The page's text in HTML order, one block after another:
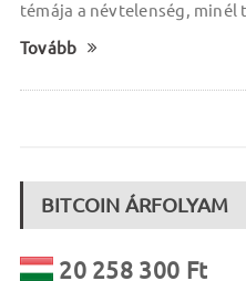
témája a névtelenség,
Tovább
BITCOIN ÁRFOLYAM
20 258 300 Ft